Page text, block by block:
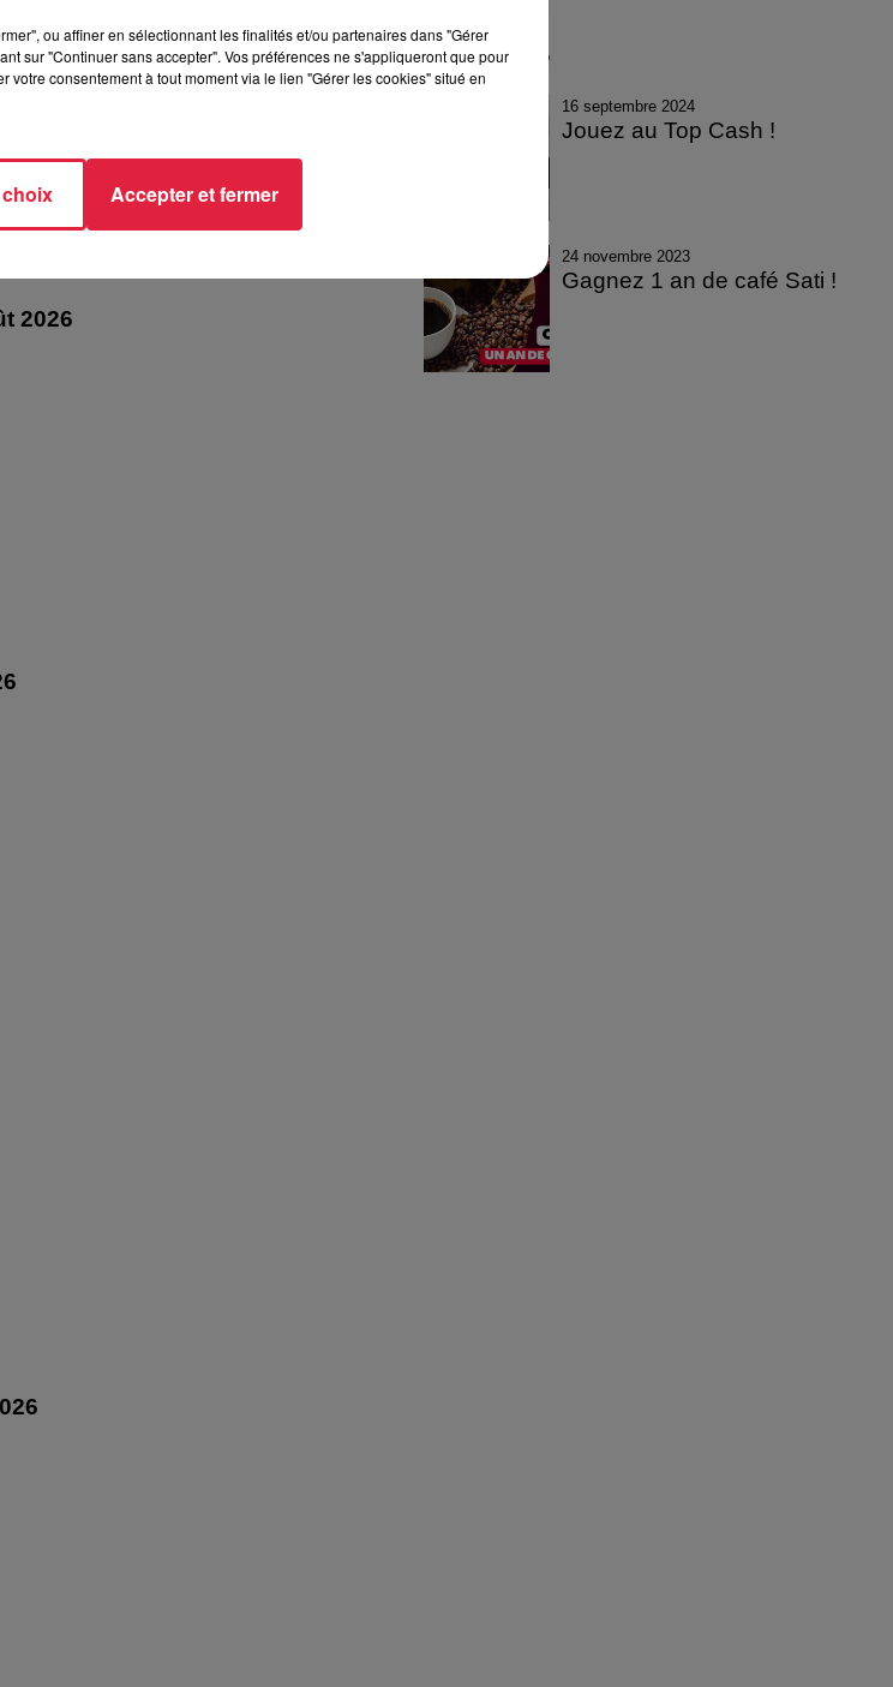
2026
16 septembre 2024
Jouez au Top Cash !
24 novembre 2023
Gagnez 1 an de café Sati !
ou affiner en sélectionnant les finalités et/ou partenaires dans "Gérer
sur "Continuer sans accepter". Vos préférences ne s'appliqueront que pour
votre consentement à tout moment via le lien "Gérer les cookies" situé en
Accepter et fermer